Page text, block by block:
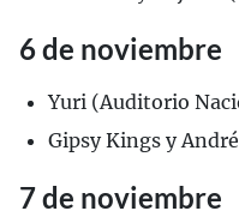
6 de noviembre
Yuri (Auditorio
Gipsy Kings y
7 de noviembre